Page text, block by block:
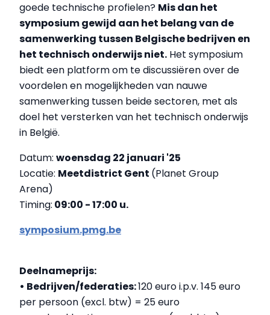
goede technische profielen? Mis dan het
symposium gewijd aan het belang van de
samenwerking tussen Belgische bedrijven en
het technisch onderwijs niet. Het symposium
biedt een platform om te discussiëren over de
voordelen en mogelijkheden van nauwe
samenwerking tussen beide sectoren, met als
doel het versterken van het technisch onderwijs
in België.
Datum: woensdag 22 januari '25
Locatie: Meetdistrict Gent (Planet Group
Arena)
Timing: 09:00 - 17:00 u.
symposium.pmg.be
Deelnameprijs:
• Bedrijven/federaties:120 euro i.p.v. 145 euro
per persoon (excl. btw) = 25 euro